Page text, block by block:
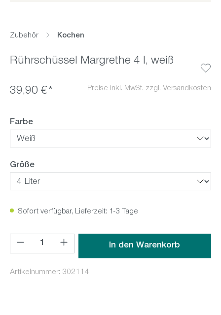
Zubehör Kochen
Rührschüssel Margrethe 4 l, weiß
39,90 €* Preise inkl. MwSt. zzgl. Versandkosten
Farbeauswählen
Größeauswählen
Sofort verfügbar, Lieferzeit: 1-3 Tage
Produkt Anzahl: Gib den gewünschten Wert ein oder
In den Warenkorb
Artikelnummer: 302114